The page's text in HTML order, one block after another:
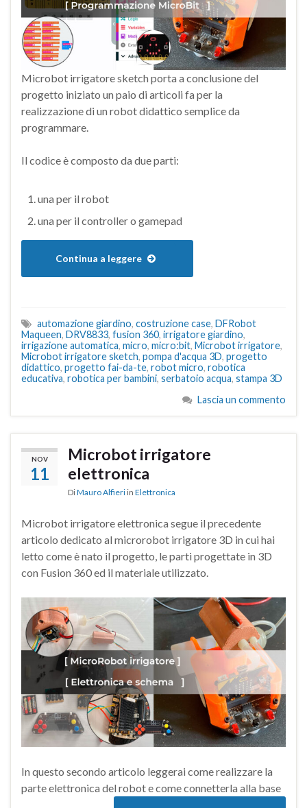
Microbot irrigatore sketch porta a conclusione del
progetto iniziato un paio di articoli fa per la
realizzazione di un robot didattico semplice da
programmare.
Il codice è composto da due parti:
una per il robot
una per il controller o gamepad
Continua a leggere
automazione giardino, costruzione case, DFRobot
Maqueen, DRV8833, fusion 360, irrigatore giardino,
irrigazione automatica, micro, micro:bit, Microbot irrigatore,
Microbot irrigatore sketch, pompa d'acqua 3D, progetto
didattico, progetto fai-da-te, robot micro, robotica
educativa, robotica per bambini, serbatoio acqua, stampa 3D
Lascia un commento
NOV
11
Microbot irrigatore
elettronica
DiMauro Alfieri in Elettronica
Microbot irrigatore elettronica segue il precedente
articolo dedicato al microrobot irrigatore 3D in cui hai
letto come è nato il progetto, le parti progettate in 3D
con Fusion 360 ed il materiale utilizzato.
In questo secondo articolo leggerai come realizzare la
parte elettronica del robot e come connetterla alla base